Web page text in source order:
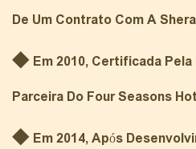
De Um Contrato Com A
◆ Em 2010, Certificada Pela
Parceira Do Four Seasons
◆ Em 2014, Após